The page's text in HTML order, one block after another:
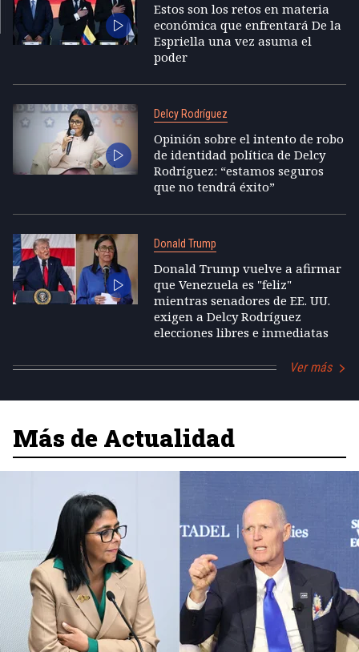
Estos son los retos en materia
económica que enfrentará De la
Espriella una vez asuma el
poder
Delcy Rodríguez
Opinión sobre el intento de robo
de identidad política de Delcy
Rodríguez: “estamos seguros
que no tendrá éxito”
Donald Trump
Donald Trump vuelve a afirmar
que Venezuela es "feliz"
mientras senadores de EE. UU.
exigen a Delcy Rodríguez
elecciones libres e inmediatas
Ver más
Más de Actualidad